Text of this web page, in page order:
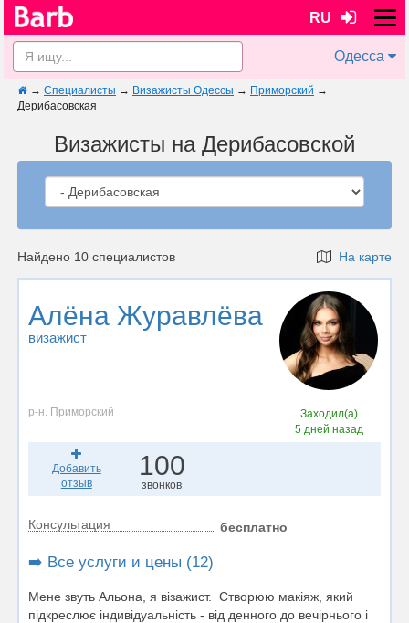
RU
Одесса
→ Специалисты → Визажисты Одессы → Приморский →
Дерибасовская
Визажисты на Дерибасовской
Найдено 10 специалистов На карте
Алёна Журавлёва
визажист
р-н. Приморский
Заходил(а)
5 дней назад
Добавить
отзыв
100
звонков
Консультация бесплатно
➡️ Все услуги и цены (12)
Мене звуть Альона, я візажист. Створюю макіяж, який
підкреслює індивідуальність - від денного до вечірнього і